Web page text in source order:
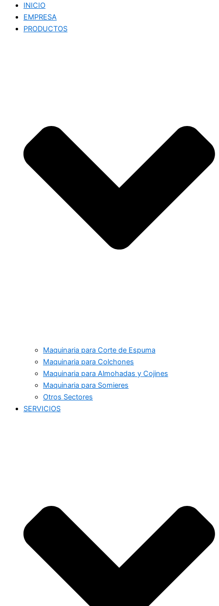
INICIO
EMPRESA
PRODUCTOS
Maquinaria para Corte de Espuma
Maquinaria para Colchones
Maquinaria para Almohadas y Cojines
Maquinaria para Somieres
Otros Sectores
SERVICIOS